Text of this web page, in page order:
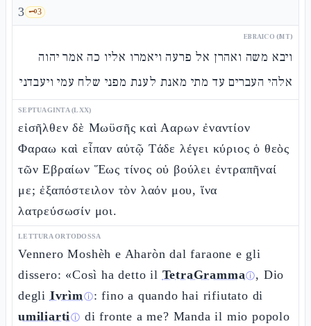
3 🗝️3
EBRAICO (MT)
ויבא משה ואהרן אל פרעה ויאמרו אליו כה אמר יהוה
אלהי העברים עד מתי מאנת לענת מפני שלח עמי ויעבדני
SEPTUAGINTA (LXX)
εἰσῆλθεν δὲ Μωϋσῆς καὶ Ααρων ἐναντίον
Φαραω καὶ εἶπαν αὐτῷ Τάδε λέγει κύριος ὁ θεὸς
τῶν Εβραίων Ἕως τίνος οὐ βούλει ἐντραπῆναί
με; ἐξαπόστειλον τὸν λαόν μου, ἵνα
λατρεύσωσίν μοι.
LETTURA ORTODOSSA
Vennero Moshèh e Aharòn dal faraone e gli
dissero: «Così ha detto il TetraGrammaⓘ, Dio
degli Ivrìmⓘ: fino a quando hai rifiutato di
umiliartiⓘ di fronte a me? Manda il mio popolo